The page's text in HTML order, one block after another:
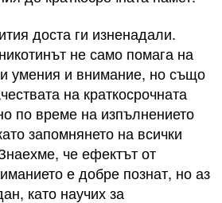
доста ги изненадали.
не само помага на
умения и внимание, но също
на краткосрочната
по време на изпълнението
запомнянето на всички
че ефектът от
е добре познат, но аз
като научих за